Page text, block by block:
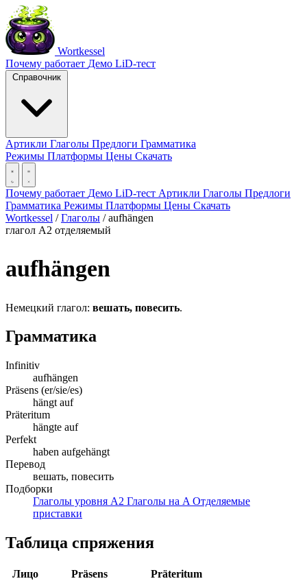
Wortkessel
Почему работает Демо LiD-тест
Справочник
Артикли Глаголы Предлоги Грамматика
Режимы Платформы Цены Скачать
Почему работает Демо LiD-тест Артикли Глаголы Предлоги
Грамматика Режимы Платформы Цены Скачать
Wortkessel / Глаголы / aufhängen
глагол A2 отделяемый
aufhängen
Немецкий глагол: вешать, повесить.
Грамматика
Infinitiv
aufhängen
Präsens (er/sie/es)
hängt auf
Präteritum
hängte auf
Perfekt
haben aufgehängt
Перевод
вешать, повесить
Подборки
Глаголы уровня A2 Глаголы на A Отделяемые
приставки
Таблица спряжения
Лицо Präsens
Präteritum